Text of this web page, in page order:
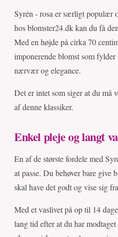
Syrén - rosa er særligt populær
hos blomster24.dk kan du få
Med en højde på cirka 70
imponerende blomst som
nærvær og elegance.
Det er intet som siger at du må
af denne klassiker.
Enkel pleje og langt
En af de største fordele med
at passe. Du behøver bare give
skal have det godt og vise sig
Med et vaslivet på op til 14
lang tid efter at du har